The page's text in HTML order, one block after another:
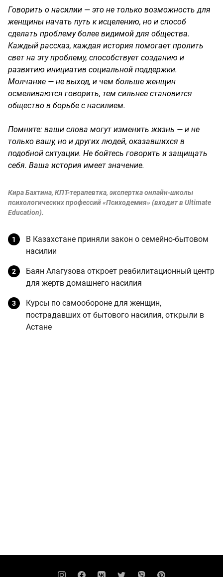
Говорить о насилии — это не только возможность для
женщины начать путь к исцелению, но и способ
сделать проблему более видимой для общества.
Каждый рассказ, каждая история помогает пролить
свет на эту проблему, способствует созданию и
развитию инициатив социальной поддержки.
Молчание — не выход, и чем больше женщин
осмеливаются говорить, тем сильнее становится
общество в борьбе с насилием.
Помните: ваши слова могут изменить жизнь — и не
только вашу, но и других людей, оказавшихся в
подобной ситуации. Не бойтесь говорить и защищать
себя. Ваша история имеет значение.
Кира Бахтина, КПТ-терапевтка, экспертка онлайн-школы
психологических профессий «Психодемия» (входит в Ultimate
Education).
В Казахстане приняли закон о семейно-бытовом
насилии
Баян Алагузова откроет реабилитационный центр
для жертв домашнего насилия
Курсы по самообороне для женщин,
пострадавших от бытового насилия, открыли в
Астане